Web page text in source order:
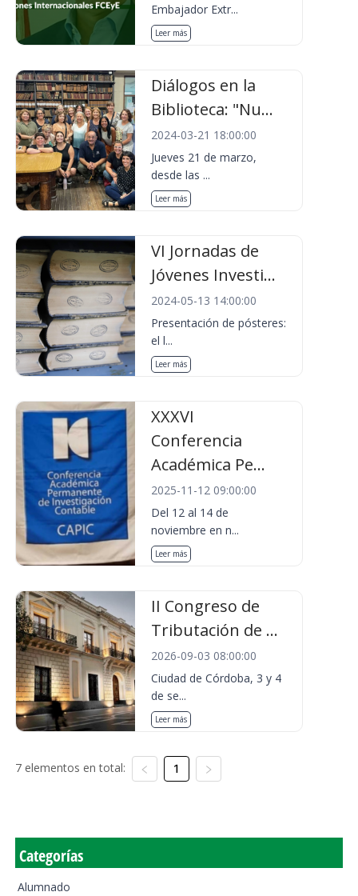
Embajador Extr...
Leer más
Diálogos en la
Biblioteca: "Nu...
2024-03-21 18:00:00
Jueves 21 de marzo,
desde las ...
Leer más
VI Jornadas de
Jóvenes Investi...
2024-05-13 14:00:00
Presentación de pósteres:
el l...
Leer más
XXXVI
Conferencia
Académica Pe...
2025-11-12 09:00:00
Del 12 al 14 de
noviembre en n...
Leer más
II Congreso de
Tributación de ...
2026-09-03 08:00:00
Ciudad de Córdoba, 3 y 4
de se...
Leer más
7 elementos en total: 1
Categorías
Alumnado